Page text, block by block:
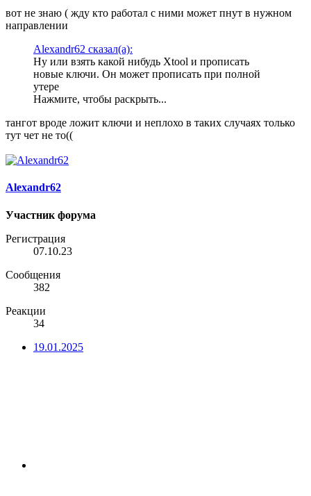
вот не знаю ( жду кто работал с ними может пнут в нужном
направлении
Alexandr62 сказал(а):
Ну или взять какой нибудь Xtool и прописать
новые ключи. Он может прописать при полной
утере
Нажмите, чтобы раскрыть...
тангот вроде ложит ключи и неплохо в таких случаях только
тут чет не то((
Alexandr62
Участник форума
Регистрация
07.10.23
Сообщения
382
Реакции
34
19.01.2025